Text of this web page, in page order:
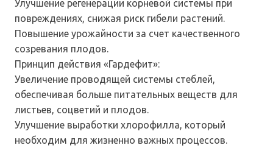
Улучшение регенерации корневой системы при
повреждениях, снижая риск гибели растений.
Повышение урожайности за счет качественного
созревания плодов.
Принцип действия «Гардефит»:
Увеличение проводящей системы стеблей,
обеспечивая больше питательных веществ для
листьев, соцветий и плодов.
Улучшение выработки хлорофилла, который
необходим для жизненно важных процессов.